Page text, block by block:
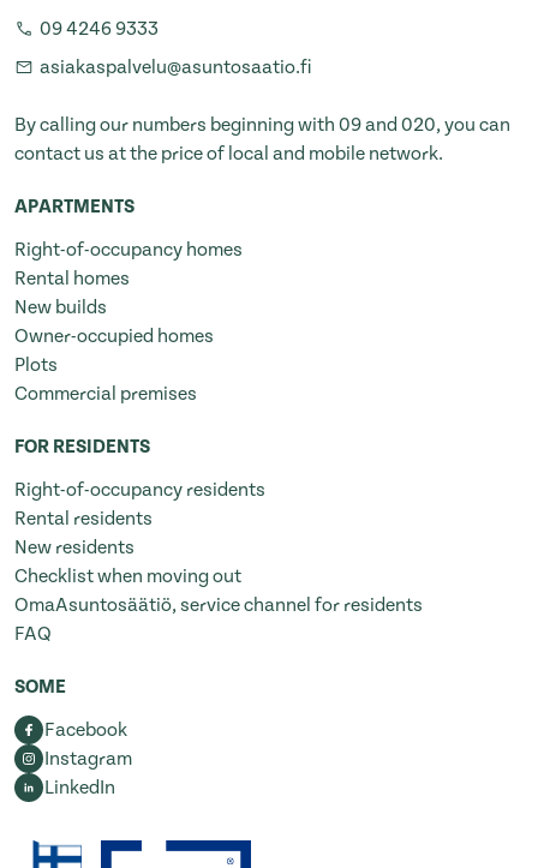
09 4246 9333
asiakaspalvelu@asuntosaatio.fi
By calling our numbers beginning with 09 and 020, you can
contact us at the price of local and mobile network.
APARTMENTS
Right-of-occupancy homes
Rental homes
New builds
Owner-occupied homes
Plots
Commercial premises
FOR RESIDENTS
Right-of-occupancy residents
Rental residents
New residents
Checklist when moving out
OmaAsuntosäätiö, service channel for residents
FAQ
SOME
Facebook
Instagram
LinkedIn